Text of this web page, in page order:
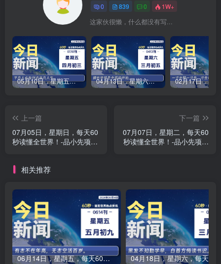
0 839 0 1W+
这家伙很懒，什么都没有写...
05月10日，星期五，每天60秒读懂全世界！-品小先项目发源地 04月13日，星期六，每天60秒读懂全世界！-品小先项目发源地
上一篇
07月05日，星期日，每天60
秒读懂全世界！-品小先项目
下一篇
07月07日，星期二，每天60
秒读懂全世界！-品小先项目
相关推荐
06月14日，星期五，每天60秒读懂全世界！-品小先项目发源地